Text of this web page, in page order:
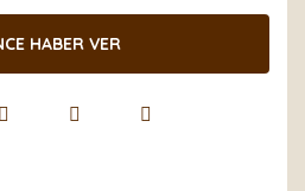
HABER VER